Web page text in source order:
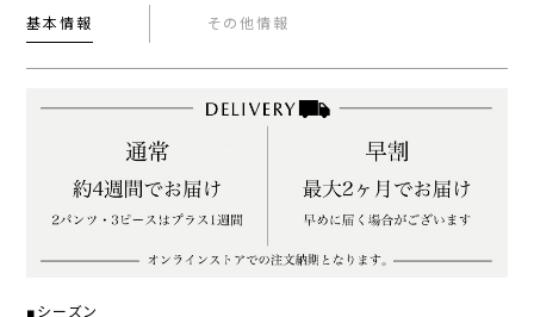
基本情報 その他情報
■シーズン